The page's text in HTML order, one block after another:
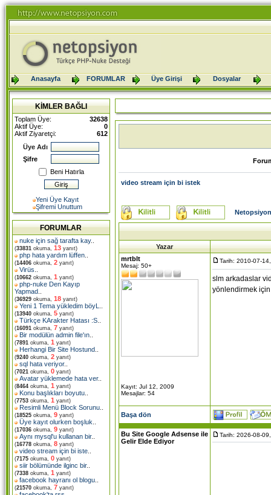
Anasayfa FORUMLAR Üye Girişi Dosyalar
KİMLER BAĞLI
Toplam Üye:
32638
Aktif Üye:
0
Aktif Ziyaretçi:
612
Üye Adı
Şifre
Beni Hatırla
Yeni Üye Kayıt
Şifremi Unuttum
FORUMLAR
nuke için sağ tarafta kay..
(33831 okuma, 13 yanıt)
php hata yardım lüffen
(14406 okuma, 2 yanıt)
Virüs
(10662 okuma, 1 yanıt)
php-nuke Den Kayıp
Yapmad
(36929 okuma, 18 yanıt)
Yeni 1 Tema yükledim böyL
(13940 okuma, 5 yanıt)
Türkçe KArakter Hatası :S
(16091 okuma, 7 yanıt)
Bir modülün admin file'ın
(7891 okuma, 1 yanıt)
Herhangi Bir Site Hostund
(9240 okuma, 2 yanıt)
sql hata veriyor..
(7021 okuma, 0 yanıt)
Avatar yüklemede hata ver..
(8464 okuma, 1 yanıt)
Konu başlıkları boyutu
(7753 okuma, 1 yanıt)
Resimli Menü Block Sorunu
(18525 okuma, 9 yanıt)
Üye kayıt olurken boşluk
(17036 okuma, 9 yanıt)
Aynı mysql'u kullanan bir..
(16778 okuma, 8 yanıt)
video stream için bi iste
(7175 okuma, 0 yanıt)
siir bölümünde ilginc bir..
(7338 okuma, 1 yanıt)
facebook hayranı ol blogu
(21570 okuma, 7 yanıt)
video stream için bi istek
Yazar
mrtblt
Mesaj: 50+
Kayıt: Jul 12, 2009
Mesajlar: 54
Tarih: 2010-07-
slm arkadaslar
yönlendirmek için
Başa dön
Bu Site Google Adsense ile
Gelir Elde Ediyor
Tarih: 2026-08-